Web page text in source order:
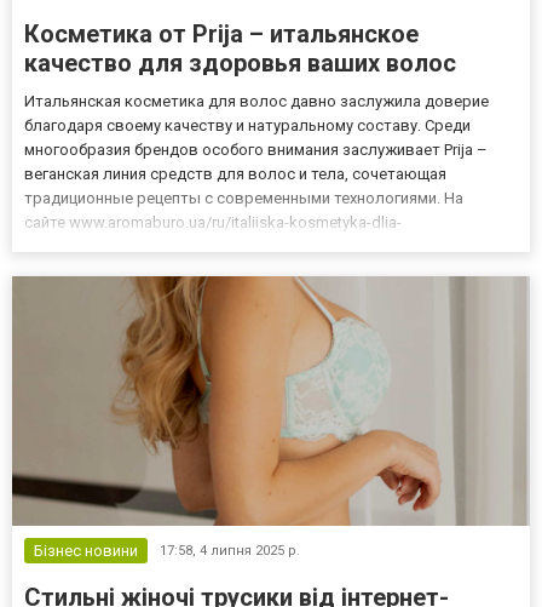
Косметика от Prija – итальянское
качество для здоровья ваших волос
Итальянская косметика для волос давно заслужила доверие
благодаря своему качеству и натуральному составу. Среди
многообразия брендов особого внимания заслуживает Prija –
веганская линия средств для волос и тела, сочетающая
традиционные рецепты с современными технологиями. На
сайте www.aromaburo.ua/ru/italiiska-kosmetyka-dlia-
индивидуальных по...
Бізнес новини 17:58, 4 липня 2025 р.
Стильні жіночі трусики від інтернет-